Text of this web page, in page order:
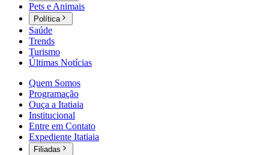
Pets e Animais
Política
Saúde
Trends
Turismo
Últimas Notícias
Quem Somos
Programação
Ouça a Itatiaia
Institucional
Entre em Contato
Expediente Itatiaia
Filiadas